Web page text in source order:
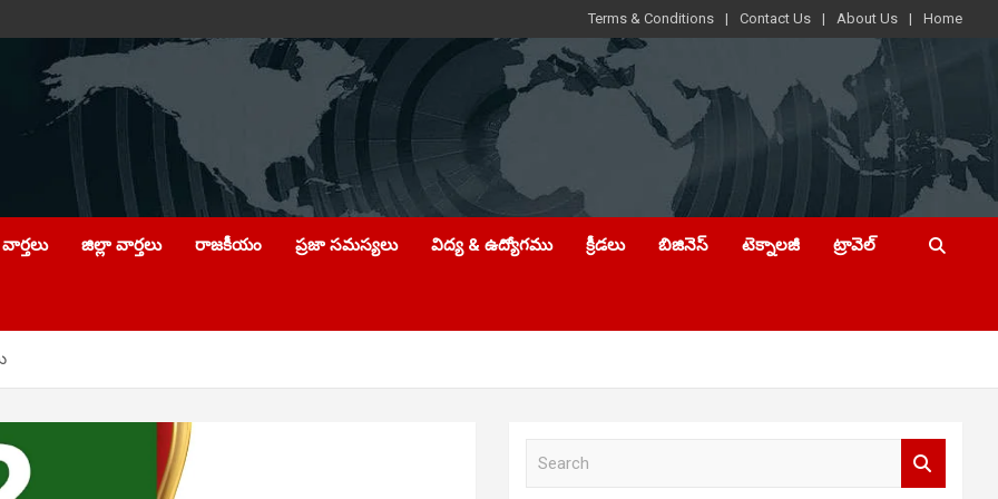
Terms & Conditions Contact Us About Us Home
జిల్లా వార్తలు రాజకీయం ప్రజా సమస్యలు విద్య & ఉద్యోగము క్రీడలు బిజినెస్ టెక్నాలజీ ట్రావెల్